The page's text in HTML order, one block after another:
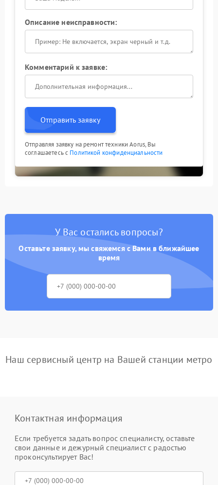
Описание неисправности:
Комментарий к заявке:
Отправить заявку
Отправляя заявку на ремонт техники Aorus, Вы
соглашаетесь с Политикой конфиденциальности
У Вас остались вопросы?
Оставьте заявку, мы свяжемся с Вами в ближайшее
время
Наш сервисный центр на Вашей станции метро
Контактная информация
Если требуется задать вопрос специалисту, оставьте
свои данные и дежурный специалист с радостью
проконсультирует Вас!